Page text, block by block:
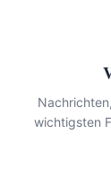
wichtigsten